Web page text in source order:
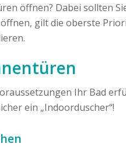
öffnen? Dabei sollten
gilt die oberste
Ihr Bad
ein „Indoorduscher“!